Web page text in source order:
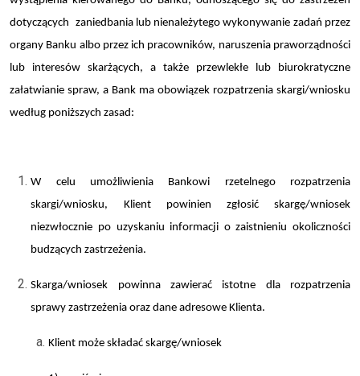
dotyczących zaniedbania lub nienależytego wykonywanie zadań przez
organy Banku albo przez ich pracowników, naruszenia praworządności
lub interesów skarżących, a także przewlekłe lub biurokratyczne
załatwianie spraw, a Bank ma obowiązek rozpatrzenia skargi/wniosku
według poniższych zasad:
W celu umożliwienia Bankowi rzetelnego rozpatrzenia
skargi/wniosku, Klient powinien zgłosić skargę/wniosek
niezwłocznie po uzyskaniu informacji o zaistnieniu okoliczności
budzących zastrzeżenia.
Skarga/wniosek powinna zawierać istotne dla rozpatrzenia
sprawy zastrzeżenia oraz dane adresowe Klienta.
Klient może składać skargę/wniosek